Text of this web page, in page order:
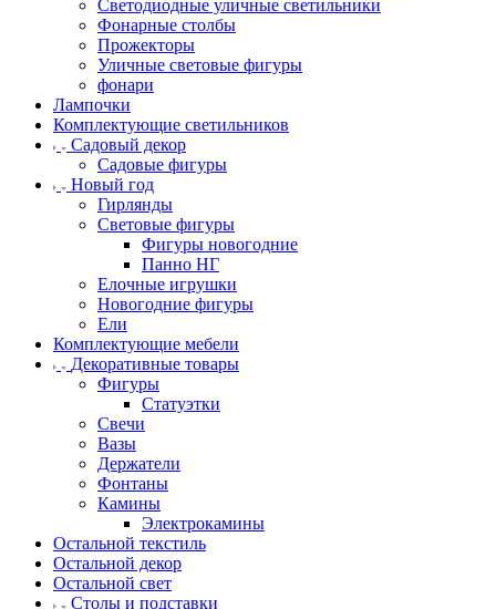
Светодиодные уличные светильники
Фонарные столбы
Прожекторы
Уличные световые фигуры
фонари
Лампочки
Комплектующие светильников
Садовый декор
Садовые фигуры
Новый год
Гирлянды
Световые фигуры
Фигуры новогодние
Панно НГ
Елочные игрушки
Новогодние фигуры
Ели
Комплектующие мебели
Декоративные товары
Фигуры
Статуэтки
Свечи
Вазы
Держатели
Фонтаны
Камины
Электрокамины
Остальной текстиль
Остальной декор
Остальной свет
Столы и подставки